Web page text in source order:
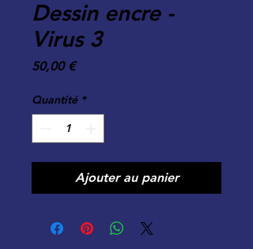
Dessin encre -
Virus 3
50,00 €Prix
Quantité *
Ajouter au panier